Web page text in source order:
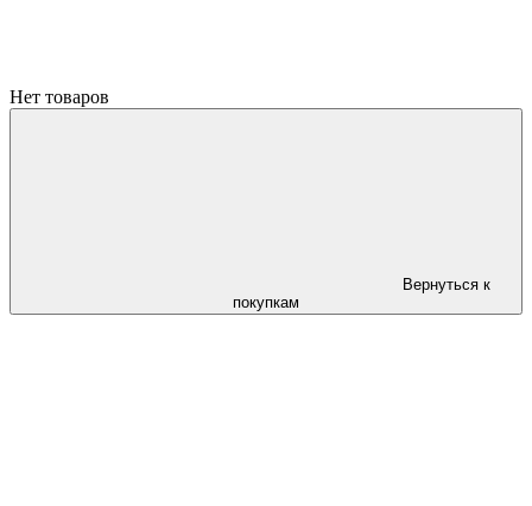
Нет товаров
Вернуться к
покупкам